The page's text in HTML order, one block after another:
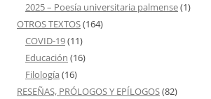
2025 – Poesía universitaria palmense(1)
OTROS TEXTOS(164)
COVID-19(11)
Educación (16)
Filología (16)
RESEÑAS, PRÓLOGOS Y EPÍLOGOS(82)